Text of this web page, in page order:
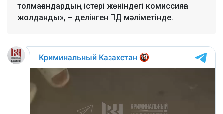
толмағандардың істері жөніндегі комиссияға
жолданды», – делінген ПД мәліметінде.